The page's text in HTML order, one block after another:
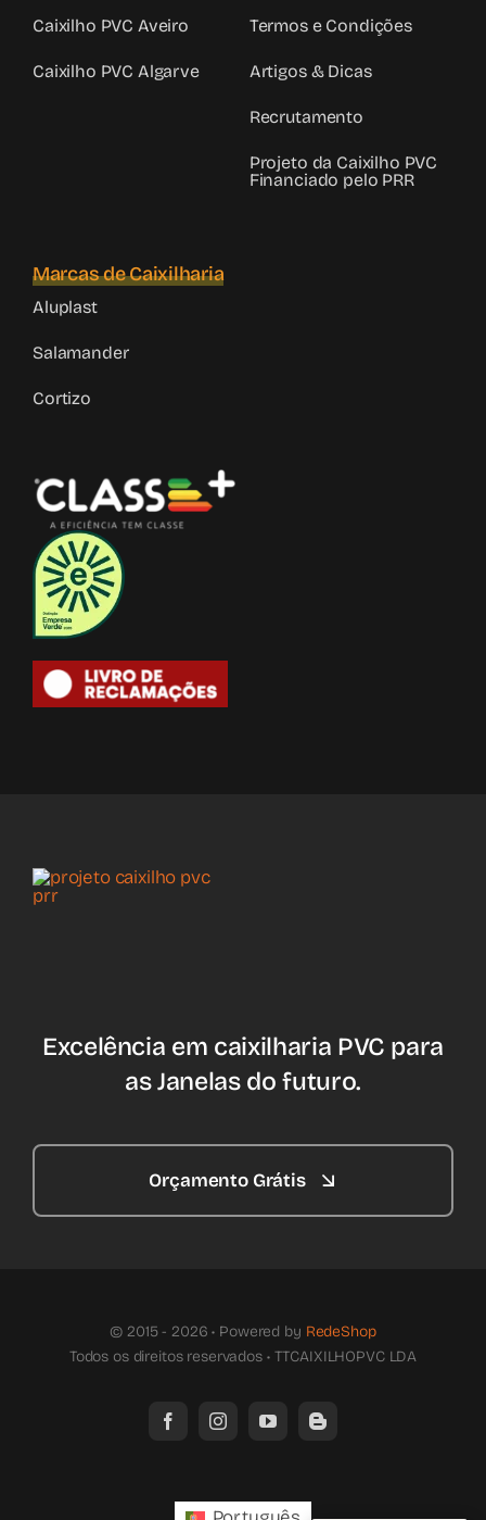
Caixilho PVC Aveiro
Caixilho PVC Algarve
Termos e Condições
Artigos & Dicas
Recrutamento
Projeto da Caixilho PVC
Financiado pelo PRR
Marcas de Caixilharia
Aluplast
Salamander
Cortizo
Excelência em caixilharia PVC para
as Janelas do futuro.
Orçamento Grátis
© 2015 - 2026 • Powered by RedeShop
Todos os direitos reservados • TTCAIXILHOPVC LDA